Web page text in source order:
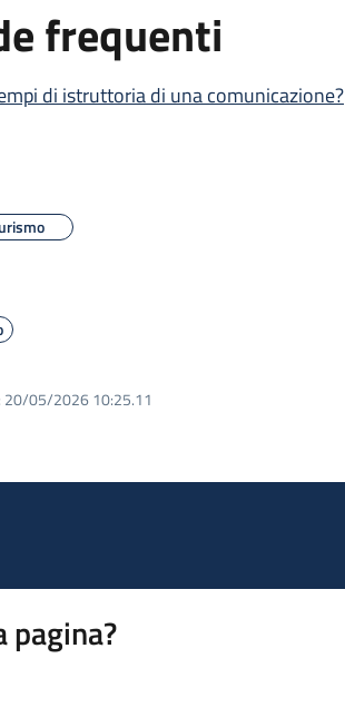
frequenti
di istruttoria di una comunicazione?
20/05/2026 10:25.11
pagina?